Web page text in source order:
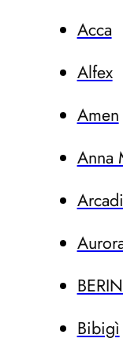
Acca
Alfex
Amen
Anna
Bibigì